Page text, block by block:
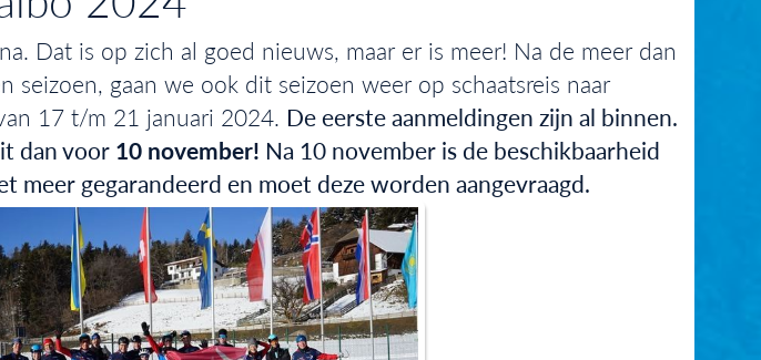
Dat is op zich al goed nieuws, maar er is meer! Na de meer dan
seizoen, gaan we ook dit seizoen weer op schaatsreis naar
17 t/m 21 januari 2024. De eerste aanmeldingen zijn al binnen.
dan voor 10 november! Na 10 november is de beschikbaarheid
meer gegarandeerd en moet deze worden aangevraagd.